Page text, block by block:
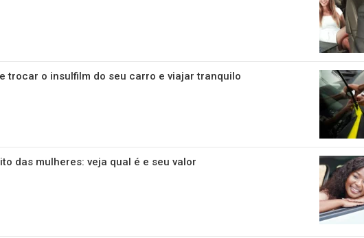
trocar o insulfilm do seu carro e viajar tranquilo
das mulheres: veja qual é e seu valor